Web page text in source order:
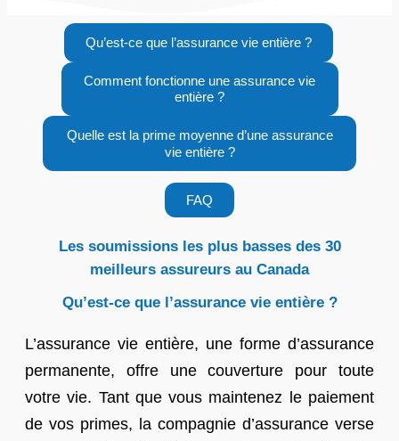
Qu’est-ce que l’assurance vie entière ?
Comment fonctionne une assurance vie
entière ?
Quelle est la prime moyenne d’une assurance
vie entière ?
FAQ
Les soumissions les plus basses des 30
meilleurs assureurs au Canada
Qu’est-ce que l’assurance vie entière ?
L’assurance vie entière, une forme d’assurance
permanente, offre une couverture pour toute
votre vie. Tant que vous maintenez le paiement
de vos primes, la compagnie d’assurance verse